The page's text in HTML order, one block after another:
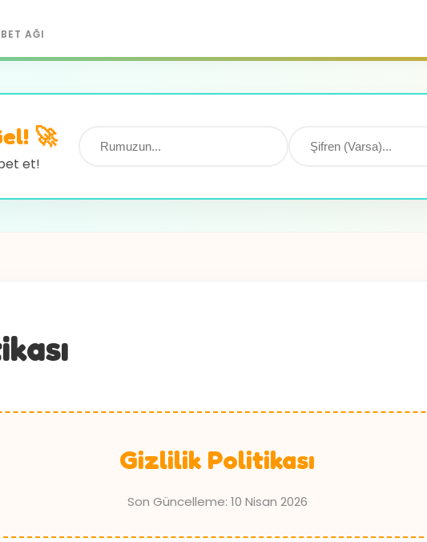
AĞI
🚀
et!
Gizlilik Politikası
Son Güncelleme: 10 Nisan 2026